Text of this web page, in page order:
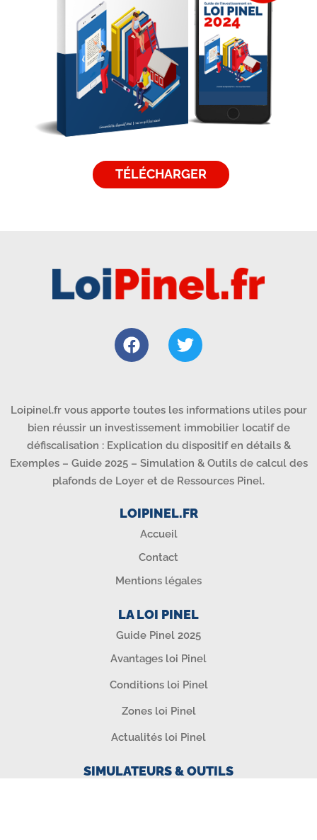
TÉLÉCHARGER
Loipinel.fr vous apporte toutes les informations utiles pour
bien réussir un investissement immobilier locatif de
défiscalisation : Explication du dispositif en détails &
Exemples – Guide 2025 – Simulation & Outils de calcul des
plafonds de Loyer et de Ressources Pinel.
LOIPINEL.FR
Accueil
Contact
Mentions légales
LA LOI PINEL
Guide Pinel 2025
Avantages loi Pinel
Conditions loi Pinel
Zones loi Pinel
Actualités loi Pinel
SIMULATEURS & OUTILS